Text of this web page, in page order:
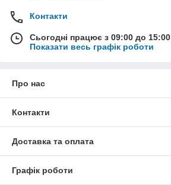
Контакти
Сьогодні працює з 09:00 до 15:00
Показати весь графік роботи
Про нас
Контакти
Доставка та оплата
Графік роботи